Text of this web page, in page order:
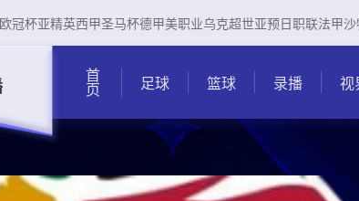
欧冠杯亚精英西甲圣马杯德甲美职业乌克超世亚预日职联法甲沙
首页 足球 篮球 录播 视